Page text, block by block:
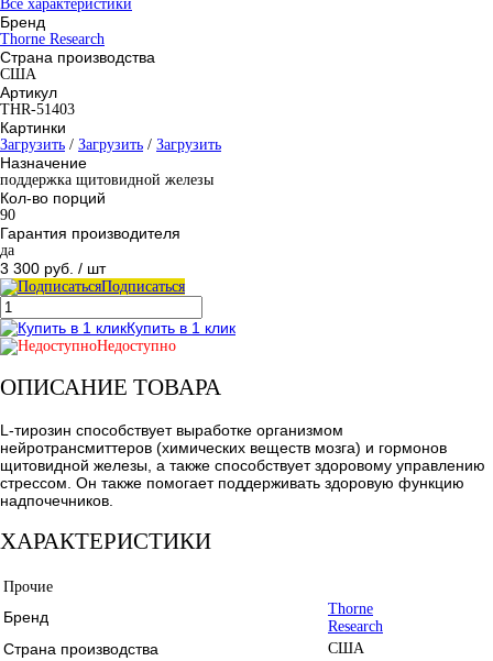
Все характеристики
Бренд
Thorne Research
Страна производства
США
Артикул
THR-51403
Картинки
Загрузить / Загрузить / Загрузить
Назначение
поддержка щитовидной железы
Кол-во порций
90
Гарантия производителя
да
3 300 руб. / шт
Подписаться
Купить в 1 клик
Недоступно
ОПИСАНИЕ ТОВАРА
L-тирозин способствует выработке организмом
нейротрансмиттеров (химических веществ мозга) и гормонов
щитовидной железы, а также способствует здоровому управлению
стрессом. Он также помогает поддерживать здоровую функцию
надпочечников.
ХАРАКТЕРИСТИКИ
Прочие
Бренд
Thorne
Research
Страна производства США